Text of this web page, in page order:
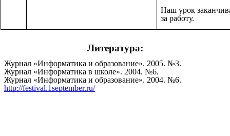
Наш урок
за работу.
Литература:
Журнал «Информатика и образование». 2005. №3.
Журнал «Информатика в школе». 2004. №6.
Журнал «Информатика и образование». 2004. №6.
http://festival.1september.ru/